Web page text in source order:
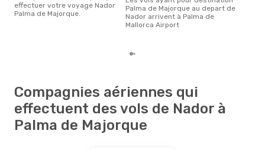
effectuer votre voyage Nador
Palma de Majorque.
Palma de Majorque au depart de
Nador arrivent à Palma de
Mallorca Airport
Compagnies aériennes qui
effectuent des vols de Nador à
Palma de Majorque